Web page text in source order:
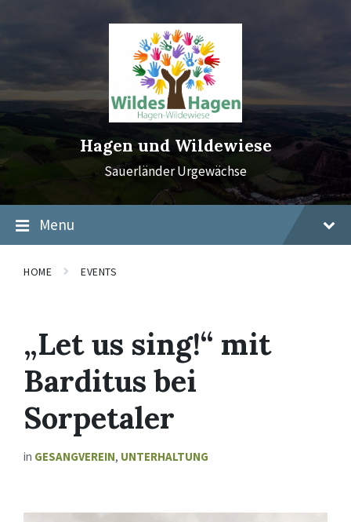
Hagen und Wildewiese
Sauerländer Urgewächse
Menu
HOME EVENTS
„Let us sing!“ mit
Barditus bei
Sorpetaler
in GESANGVEREIN, UNTERHALTUNG